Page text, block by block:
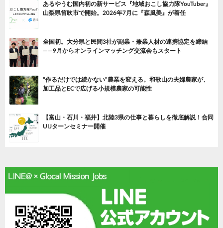
あるやうむ国内初の新サービス『地域おこし協力隊YouTuber』
山梨県笛吹市で開始。2026年7月に『森風美』が着任
全国初。大分県と民間3社が副業・兼業人材の連携協定を締結
——9月からオンラインマッチング交流会もスタート
“作るだけでは続かない”農業を変える。和歌山の夫婦農家が、
加工品とECで広げる小規模農家の可能性
【富山・石川・福井】北陸3県の仕事と暮らしを徹底解説！合同
UIJターンセミナー開催